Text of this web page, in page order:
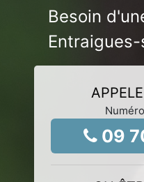
Besoin
09